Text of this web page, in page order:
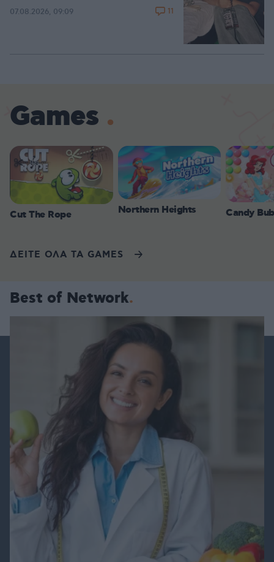
07.08.2026, 09:09 11
Games
Cut The Rope Northern Heights Candy
ΔΕΙΤΕ ΟΛΑ ΤΑ GAMES
Best of Network